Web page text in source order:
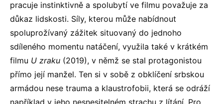
pracuje instinktivně a spolubytí ve filmu považuje za
důkaz lidskosti. Síly, kterou může nabídnout
spoluprožívaný zážitek situovaný do jednoho
sdíleného momentu natáčení, využila také v krátkém
filmu U zraku (2019), v němž se stal protagonistou
přímo její manžel. Ten si v sobě z obklíčení srbskou
armádou nese trauma a klaustrofobii, která se odráží
například v jeho nesnesitelném strachu z lítání. Pro